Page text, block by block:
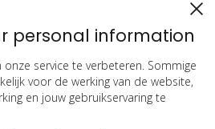
personal information
service te verbeteren. Sommige
voor de werking van de website,
en jouw gebruikservaring te